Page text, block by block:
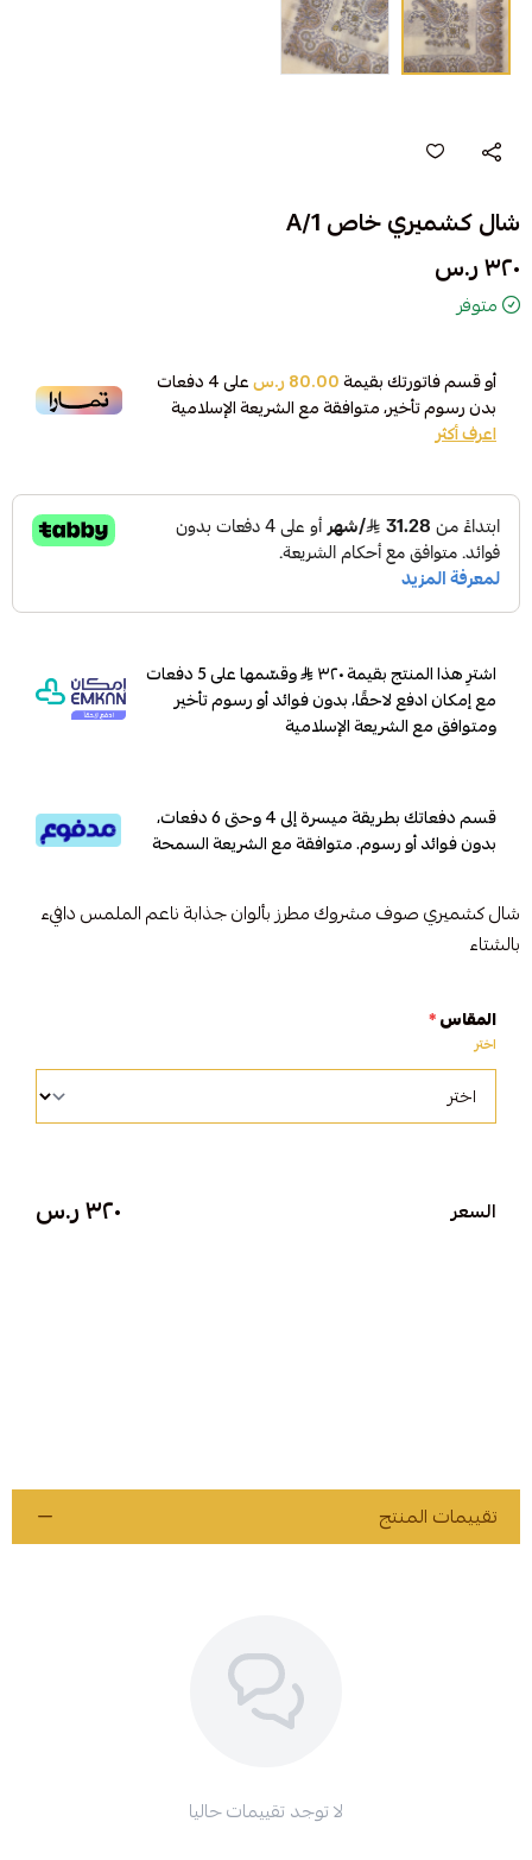
شال كشميري خاص A/1
٣٢٠ ر.س
متوفر
أو قسم فاتورتك بقيمة80.00 ر.س على4دفعات
بدون رسوم تأخير، متوافقة مع الشريعة الإسلامية
اعرف أكثر
اشترِ هذا المنتج بقيمة ٣٢٠
وقسّمها على 5 دفعات
مع إمكان ادفع لاحقًا، بدون فوائد أو رسوم تأخير
ومتوافق مع الشريعة الإسلامية
قسم دفعاتك بطريقة ميسرة إلى 4 وحتى 6 دفعات،
بدون فوائد أو رسوم. متوافقة مع الشريعة السمحة
شال كشميري صوف مشروك مطرز بألوان جذابة ناعم الملمس دافيء
بالشتاء
المقاس*
اختر
السعر ٣٢٠ ر.س
تقييمات المنتج
لا توجد تقييمات حاليا